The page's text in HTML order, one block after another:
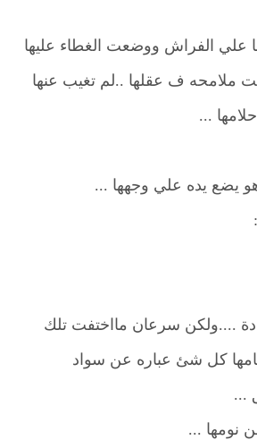
علي الفراش ووضعت الغطاء عليها
ملامحه ف عقلها ..لم تغيب عنها
...
يضع يده علي وجهها ...
....ولكن سرعان مااختفت تلك
كل شئ عباره عن سواد
...
نومها ...